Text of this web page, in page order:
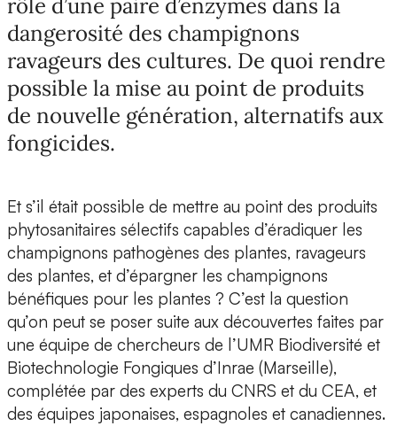
rôle d’une paire d’enzymes dans la
dangerosité des champignons
ravageurs des cultures. De quoi rendre
possible la mise au point de produits
de nouvelle génération, alternatifs aux
fongicides.
Et s’il était possible de mettre au point des produits
phytosanitaires sélectifs capables d’éradiquer les
champignons pathogènes des plantes, ravageurs
des plantes, et d’épargner les champignons
bénéfiques pour les plantes ? C’est la question
qu’on peut se poser suite aux découvertes faites par
une équipe de chercheurs de l’UMR Biodiversité et
Biotechnologie Fongiques d’Inrae (Marseille),
complétée par des experts du CNRS et du CEA, et
des équipes japonaises, espagnoles et canadiennes.